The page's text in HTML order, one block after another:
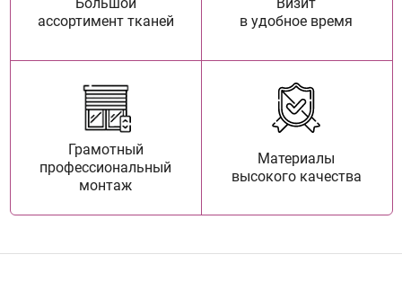
Большой
ассортимент тканей
Визит
в удобное время
Грамотный
профессиональный
монтаж
Материалы
высокого качества